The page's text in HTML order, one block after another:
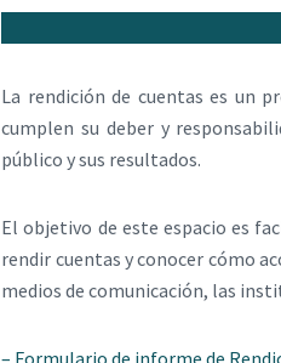
La rendición de cuentas es un
cumplen su deber y
público y sus resultados.
El objetivo de este espacio es
rendir cuentas y conocer cómo
medios de comunicación, las
– Formulario de informe de